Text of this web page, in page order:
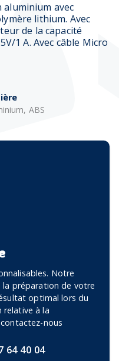
aluminium avec
lithium. Avec
de la capacité
1 A. Avec câble Micro
ABS
Notre
la préparation de votre
optimal lors du
à la
nous
64 40 04